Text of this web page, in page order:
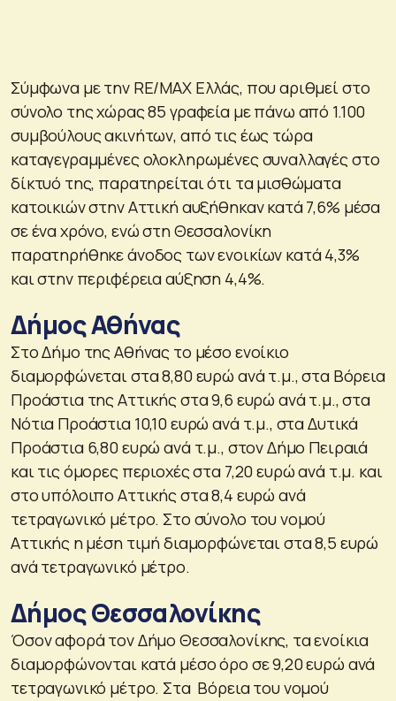
Σύμφωνα με την RE/MAX Ελλάς, που αριθμεί στο
σύνολο της χώρας 85 γραφεία με πάνω από 1.100
συμβούλους ακινήτων, από τις έως τώρα
καταγεγραμμένες ολοκληρωμένες συναλλαγές στο
δίκτυό της, παρατηρείται ότι τα μισθώματα
κατοικιών στην Αττική αυξήθηκαν κατά 7,6% μέσα
σε ένα χρόνο, ενώ στη Θεσσαλονίκη
παρατηρήθηκε άνοδος των ενοικίων κατά 4,3%
και στην περιφέρεια αύξηση 4,4%.
Δήμος Αθήνας
Στο Δήμο της Αθήνας το μέσο ενοίκιο
διαμορφώνεται στα 8,80 ευρώ ανά τ.μ., στα Βόρεια
Προάστια της Αττικής στα 9,6 ευρώ ανά τ.μ., στα
Νότια Προάστια 10,10 ευρώ ανά τ.μ., στα Δυτικά
Προάστια 6,80 ευρώ ανά τ.μ., στον Δήμο Πειραιά
και τις όμορες περιοχές στα 7,20 ευρώ ανά τ.μ. και
στο υπόλοιπο Αττικής στα 8,4 ευρώ ανά
τετραγωνικό μέτρο. Στο σύνολο του νομού
Αττικής η μέση τιμή διαμορφώνεται στα 8,5 ευρώ
ανά τετραγωνικό μέτρο.
Δήμος Θεσσαλονίκης
Όσον αφορά τον Δήμο Θεσσαλονίκης, τα ενοίκια
διαμορφώνονται κατά μέσο όρο σε 9,20 ευρώ ανά
τετραγωνικό μέτρο. Στα Βόρεια του νομού